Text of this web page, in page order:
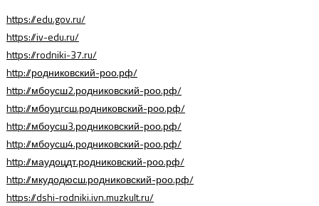
https://edu.gov.ru/
https://iv-edu.ru/
https://rodniki-37.ru/
http://родниковский-роо.рф/
http://мбоусш2.родниковский-роо.рф/
http://мбоуцгсш.родниковский-роо.рф/
http://мбоусш3.родниковский-роо.рф/
http://мбоусш4.родниковский-роо.рф/
http://маудоцдт.родниковский-роо.рф/
http://мкудодюсш.родниковский-роо.рф/
https://dshi-rodniki.ivn.muzkult.ru/